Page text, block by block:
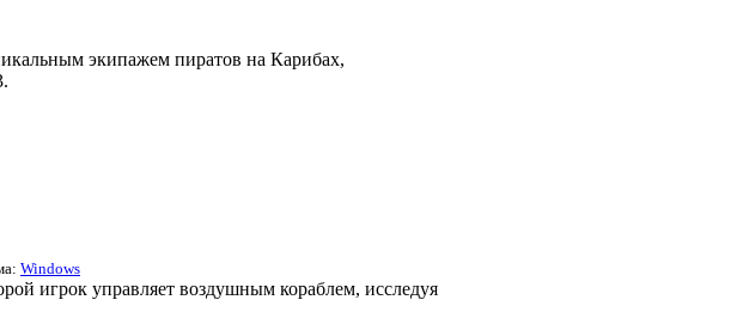
экипажем пиратов на Карибах,
Windows
игрок управляет воздушным кораблем, исследуя